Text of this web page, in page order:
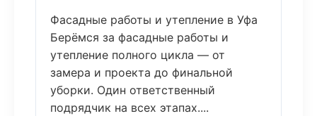
Фасадные работы и утепление в Уфа
Берёмся за фасадные работы и
утепление полного цикла — от
замера и проекта до финальной
уборки. Один ответственный
подрядчик на всех этапах....